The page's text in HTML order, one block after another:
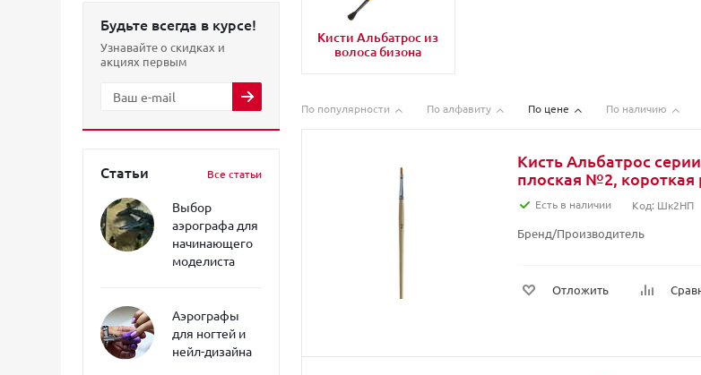
Будьте всегда в курсе!
Узнавайте о скидках и
акциях первым
Статьи Все статьи
Выбор
аэрографа для
начинающего
моделиста
Аэрографы
для ногтей и
нейл-дизайна
Кисти Альбатрос из
волоса бизона
По популярности По алфавиту По цене По наличию
Кисть Альбатрос
плоская №2, короткая
Есть в наличии Код: Шк2НП
Бренд/Производитель
Отложить